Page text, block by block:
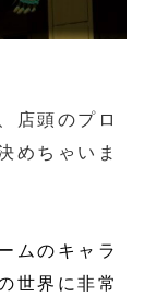
店頭のプロ
めちゃいま
ムのキャラ
世界に非常